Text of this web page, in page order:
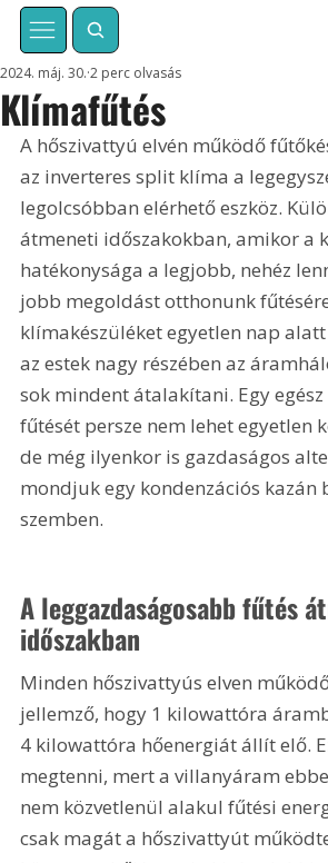
Klímafűtés
2024. máj. 30. 2 perc olvasás
A hőszivattyú elvén működő
az inverteres split klíma a
legolcsóbban elérhető eszköz.
átmeneti időszakokban, amikor a
hatékonysága a legjobb, nehéz
jobb megoldást otthonunk
klímakészüléket egyetlen nap alatt
az estek nagy részében az
sok mindent átalakítani. Egy egész
fűtését persze nem lehet egyetlen
de még ilyenkor is gazdaságos
mondjuk egy kondenzációs kazán
szemben.
A leggazdaságosabb fűtés
időszakban
Minden hőszivattyús elven
jellemző, hogy 1 kilowattóra
4 kilowattóra hőenergiát állít elő.
megtenni, mert a villanyáram
nem közvetlenül alakul fűtési
csak magát a hőszivattyút